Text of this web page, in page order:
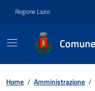
Regione Lazio
Contenuti in
Home / Amministrazione /